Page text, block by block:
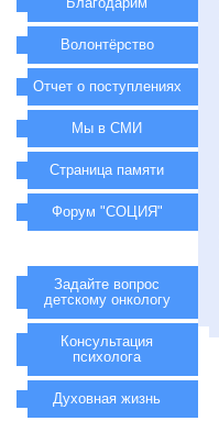
Волонтёрство
Отчет о поступлениях
Мы в СМИ
Страница памяти
Форум "СОЦИЯ"
Задайте вопрос
детскому онкологу
Консультация
психолога
Духовная жизнь